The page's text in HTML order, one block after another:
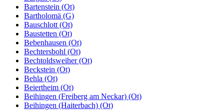
Bartenstein (Ot)
Bartholomä (G)
Bauschlott (Ot)
Baustetten (Ot)
Bebenhausen (Ot)
Bechtersbohl (Ot)
Bechtoldsweiher (Ot)
Beckstein (Ot)
Behla (Ot)
Beiertheim (Ot)
Beihingen (Freiberg am Neckar) (Ot)
Beihingen (Haiterbach) (Ot)